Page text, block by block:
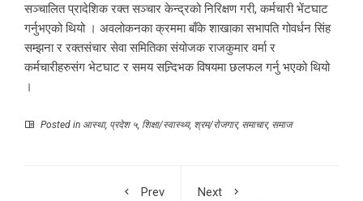
सञ्चालित प्रादेशिक रक्त सञ्चार केन्द्रको निरिक्षण गरी, कर्मचारी भेंटघाट
गर्नुभएको थियो । अवलोकनका क्रममा बाँके शाखाका सभापति गोवर्धन सिंह
सम्झना र रक्तसंचार सेवा समितिका संयोजक राजकुमार वर्मा र
कर्मचारीहरुसंग भेटघाट र समय सन्र्दिभक विषयमा छलफल गर्नु भएको थियो
।
Posted in आस्था, प्रदेश ५, शिक्षा/स्वास्थ्य, श्रम/रोजगार, समाचार, समाज
Prev
Next